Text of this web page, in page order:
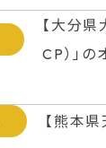
【大分
CP）」
【熊本